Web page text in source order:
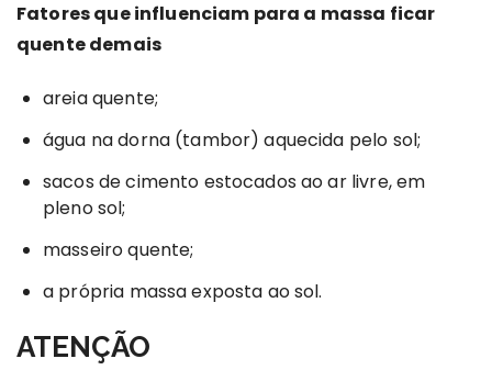
Fatores que influenciam para a massa ficar
quente demais
areia quente;
água na dorna (tambor) aquecida pelo sol;
sacos de cimento estocados ao ar livre, em
pleno sol;
masseiro quente;
a própria massa exposta ao sol.
ATENÇÃO